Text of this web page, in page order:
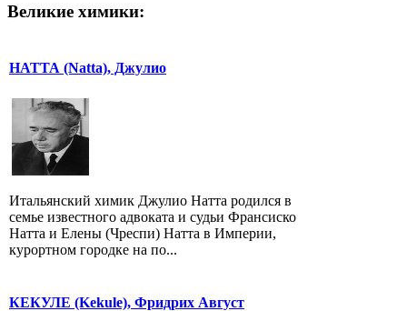
Великие химики:
НАТТА (Natta), Джулио
Итальянский химик Джулио Натта родился в
семье известного адвоката и судьи Франсиско
Натта и Елены (Чреспи) Натта в Империи,
курортном городке на по...
КЕКУЛЕ (Kekule), Фридрих Август